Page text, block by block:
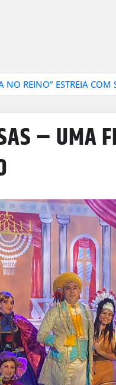
NO REINO” ESTREIA COM
– UMA